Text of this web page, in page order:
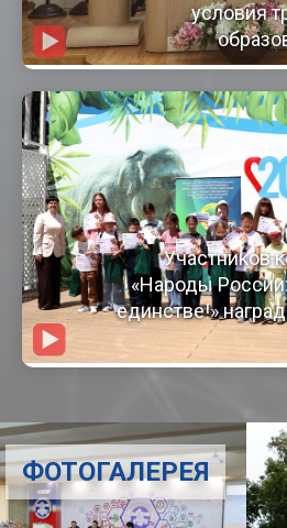
условия
Участников
«Народы
единстве!»
ФОТОГАЛЕРЕЯ